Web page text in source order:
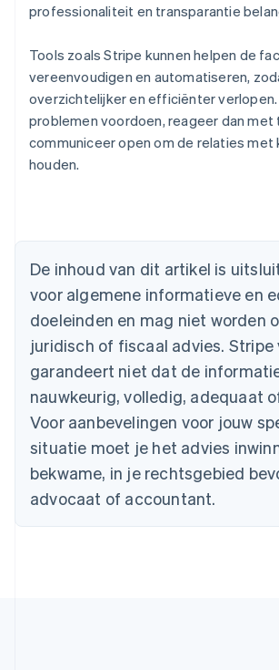
professionaliteit en transparantie
Tools zoals Stripe kunnen helpen de
vereenvoudigen en automatiseren,
overzichtelijker en efficiënter verlopen.
problemen voordoen, reageer dan met
communiceer open om de relaties
houden.
De inhoud van dit artikel is
voor algemene informatieve en
doeleinden en mag niet worden
juridisch of fiscaal advies. Stripe
garandeert niet dat de
nauwkeurig, volledig, adequaat
Voor aanbevelingen voor jouw
situatie moet je het advies
bekwame, in je rechtsgebied
advocaat of accountant.
België
Brazilië
PortuguêsEnglish
Bulgarije
English
Canada
English Français
Cyprus
English
Denemarken
Duitsland
DeutschEnglish
Estland
English
Finland